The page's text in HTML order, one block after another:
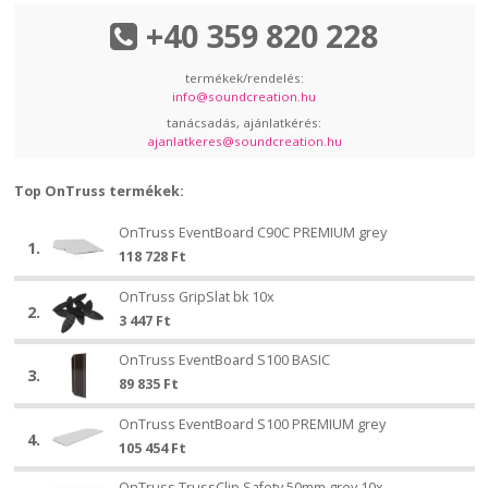
+40 359 820 228
termékek/rendelés:
info@soundcreation.hu
tanácsadás, ajánlatkérés:
ajanlatkeres@soundcreation.hu
Top OnTruss termékek:
EventBoard
C90C
PREMIUM
grey
1.
OnTruss
EventBoard
C90C
PREMIUM
grey
OnTruss EventBoard C90C PREMIUM grey
118 728 Ft
OnTruss
GripSlat
bk
2.
OnTruss
GripSlat
bk
10x
OnTruss GripSlat bk 10x
3 447 Ft
OnTruss
EventBoard
S100
3.
OnTruss
EventBoard
S100
BASIC
OnTruss EventBoard S100 BASIC
89 835 Ft
EventBoard
S100
4.
OnTruss
EventBoard
S100
OnTruss EventBoard S100 PREMIUM grey
105 454Ft